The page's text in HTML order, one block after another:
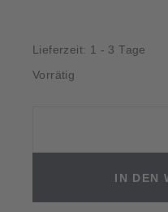
Lieferzeit: 1 - 3 Tage
Vorrätig
–
IN DEN